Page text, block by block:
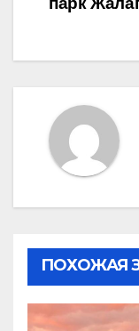
ПОХОЖАЯ